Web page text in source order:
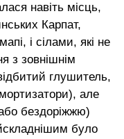
навіть місць,
Карпат,
і сілами, які не
з зовнішнім
глушитель,
але
бездоріжжю)
було